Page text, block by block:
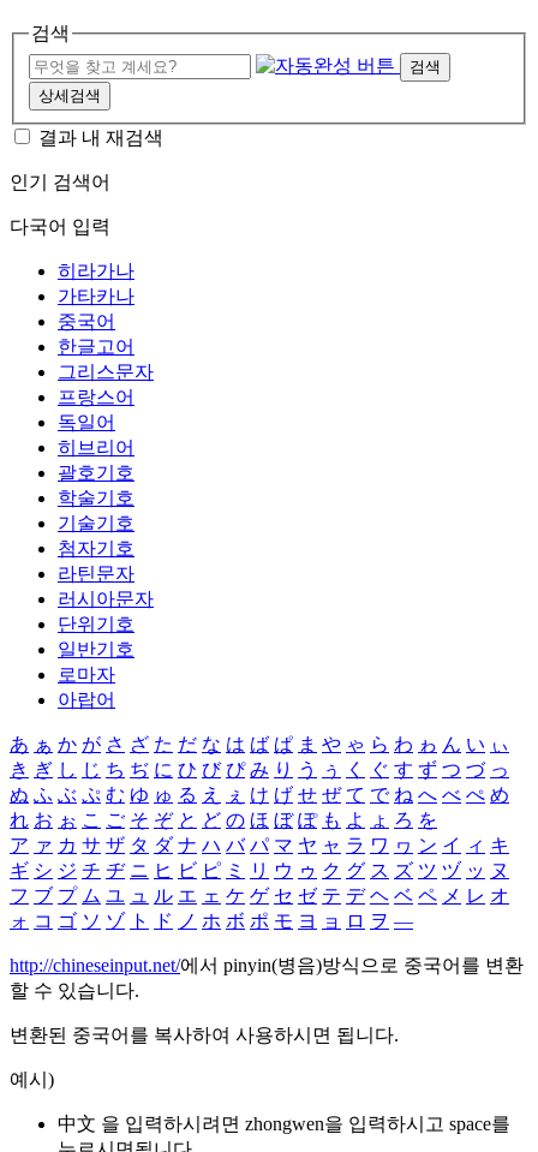
검색
검색
상세검색
결과 내 재검색
인기 검색어
다국어 입력
히라가나
가타카나
중국어
한글고어
그리스문자
프랑스어
독일어
히브리어
괄호기호
학술기호
기술기호
첨자기호
라틴문자
러시아문자
단위기호
일반기호
로마자
아랍어
あ ぁ か が さ ざ た だ な は ば ぱ ま や ゃ ら わ ゎ ん い ぃ
き ぎ し じ ち ぢ に ひ び ぴ み り う ぅ く ぐ す ず つ づ っ
ぬ ふ ぶ ぷ む ゆ ゅ る え ぇ け げ せ ぜ て で ね へ べ ぺ め
れ お ぉ こ ご そ ぞ と ど の ほ ぼ ぽ も よ ょ ろ を
ア ァ カ サ ザ タ ダ ナ ハ バ パ マ ヤ ャ ラ ワ ヮ ン イ ィ キ
ギ シ ジ チ ヂ ニ ヒ ビ ピ ミ リ ウ ゥ ク グ ス ズ ツ ヅ ッ ヌ
フ ブ プ ム ユ ュ ル エ ェ ケ ゲ セ ゼ テ デ ヘ ベ ペ メ レ オ
ォ コ ゴ ソ ゾ ト ド ノ ホ ボ ポ モ ヨ ョ ロ ヲ ―
http://chineseinput.net/에서 pinyin(병음)방식으로 중국어를 변환
할 수 있습니다.
변환된 중국어를 복사하여 사용하시면 됩니다.
예시)
中文 을 입력하시려면 zhongwen을 입력하시고 space를